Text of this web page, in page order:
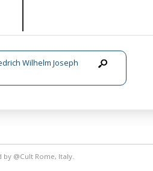
Wilhelm Joseph
by @Cult Rome, Italy.